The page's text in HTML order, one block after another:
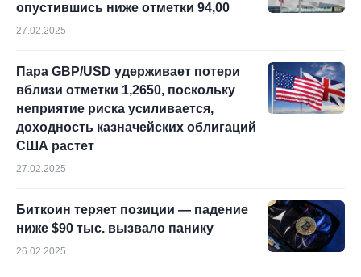
опустившись ниже отметки 94,00
27.02.2025
Пара GBP/USD удерживает потери
вблизи отметки 1,2650, поскольку
неприятие риска усиливается,
доходность казначейских облигаций
США растет
27.02.2025
Биткоин теряет позиции — падение
ниже $90 тыс. вызвало панику
26.02.2025